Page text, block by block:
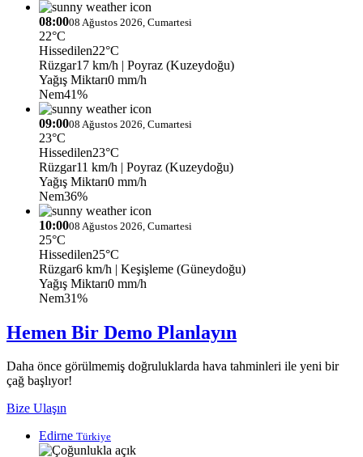
08:0008 Ağustos 2026, Cumartesi
22°C
Hissedilen22°C
Rüzgar17 km/h | Poyraz (Kuzeydoğu)
Yağış Miktarı0 mm/h
Nem41%
09:0008 Ağustos 2026, Cumartesi
23°C
Hissedilen23°C
Rüzgar11 km/h | Poyraz (Kuzeydoğu)
Yağış Miktarı0 mm/h
Nem36%
10:0008 Ağustos 2026, Cumartesi
25°C
Hissedilen25°C
Rüzgar6 km/h | Keşişleme (Güneydoğu)
Yağış Miktarı0 mm/h
Nem31%
Hemen Bir Demo Planlayın
Daha önce görülmemiş doğruluklarda hava tahminleri ile yeni bir
çağ başlıyor!
Bize Ulaşın
Edirne Türkiye